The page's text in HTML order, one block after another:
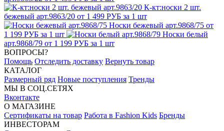
К-кт:носки 2 шт.
бежевый арт.9863/20 от 1 499 РУБ за 1 шт
Носки бежевый арт.9868/75 от
1 199 РУБ за 1 шт
Носки белый
арт.9868/79 от 1 199 РУБ за 1 шт
ВОПРОСЫ?
Помощь Отследить доставку Вернуть товар
КАТАЛОГ
Размерный ряд Новые поступления Тренды
МЫ В СОЦ.СЕТЯХ
Вконтакте
О МАГАЗИНЕ
Сертификаты на товар Работа в Fashion Kids Бренды
ИНВЕСТОРАМ